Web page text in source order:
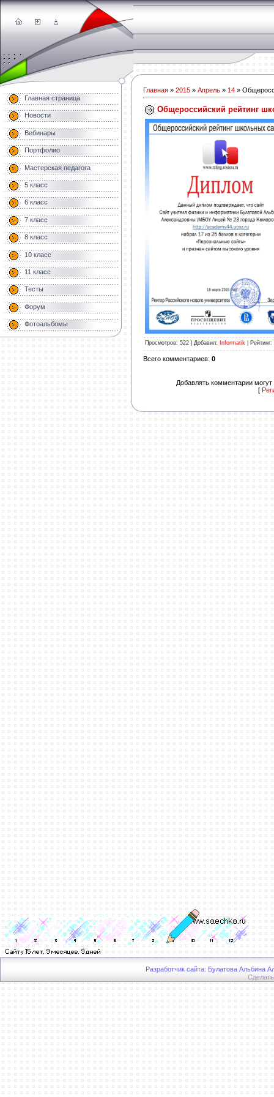
Главная страница
Новости
Вебинары
Портфолио
Мастерская педагога
5 класс
6 класс
7 класс
8 класс
10 класс
11 класс
Тесты
Форум
Фотоальбомы
Главная » 2015 » Апрель » 14 »
Общероссийский рейтинг
Просмотров: 522 | Добавил: Informatik Рейтинг:
Всего комментариев: 0
Добавлять комментарии могут
[
Разработчик сайта: Булатова Альбина